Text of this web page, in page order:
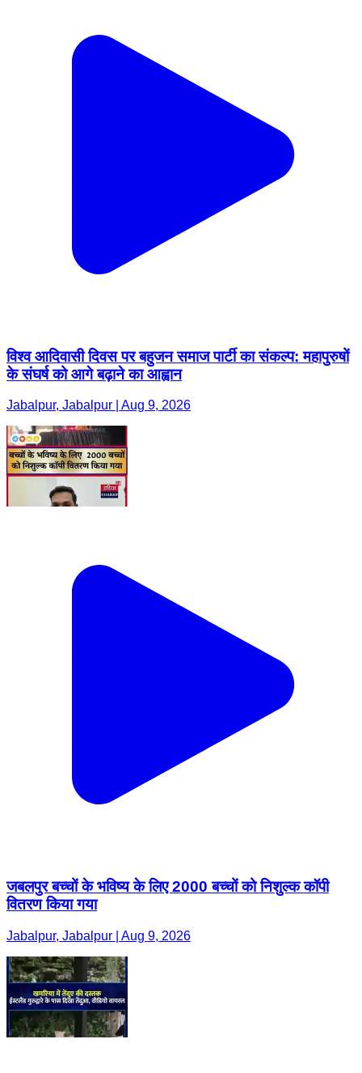
विश्व आदिवासी दिवस पर बहुजन समाज पार्टी का संकल्प: महापुरुषों
के संघर्ष को आगे बढ़ाने का आह्वान
Jabalpur, Jabalpur | Aug 9, 2026
जबलपुर बच्चों के भविष्य के लिए 2000 बच्चों को निशुल्क कॉपी
वितरण किया गया
Jabalpur, Jabalpur | Aug 9, 2026